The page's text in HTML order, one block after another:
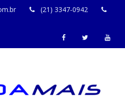
(21) 3347-0942